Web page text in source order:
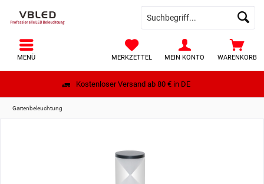
Kostenloser Versand ab 80 € in DE
WARENKORB
MERKZETTEL MEIN KONTO
MENÜ
Gartenbeleuchtung